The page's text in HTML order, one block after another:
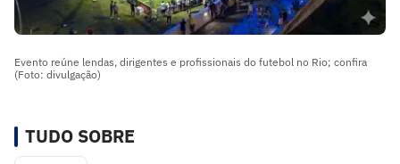
Evento reúne lendas, dirigentes e profissionais do futebol no Rio; confira
(Foto: divulgação)
TUDO SOBRE